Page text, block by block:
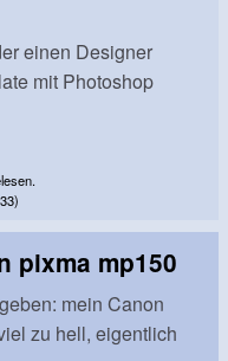
einen Designer
mit Photoshop
pixma mp150
mein Canon
zu hell, eigentlich